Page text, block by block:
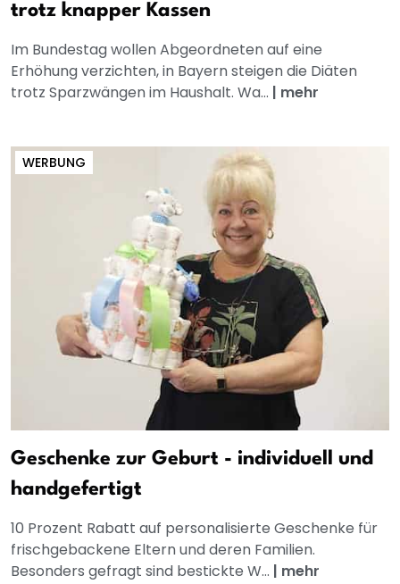
trotz knapper Kassen
Im Bundestag wollen Abgeordneten auf eine
Erhöhung verzichten, in Bayern steigen die Diäten
trotz Sparzwängen im Haushalt. Wa... | mehr
WERBUNG
Geschenke zur Geburt - individuell und
handgefertigt
10 Prozent Rabatt auf personalisierte Geschenke für
frischgebackene Eltern und deren Familien.
Besonders gefragt sind bestickte W... | mehr